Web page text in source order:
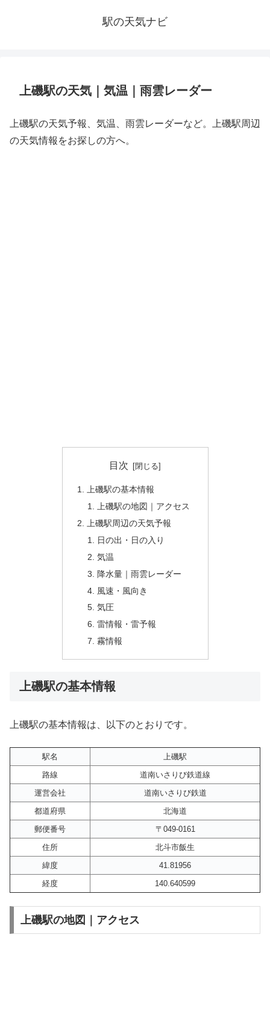
駅の天気ナビ
上磯駅の天気｜気温｜雨雲レーダー
上磯駅の天気予報、気温、雨雲レーダーなど。上磯駅周辺
の天気情報をお探しの方へ。
目次
上磯駅の基本情報
上磯駅の地図｜アクセス
上磯駅周辺の天気予報
日の出・日の入り
気温
降水量｜雨雲レーダー
風速・風向き
気圧
雷情報・雷予報
霧情報
上磯駅の基本情報
上磯駅の基本情報は、以下のとおりです。
駅名
上磯駅
路線
道南いさりび鉄道線
運営会社
道南いさりび鉄道
都道府県
北海道
郵便番号
〒049-0161
住所
北斗市飯生
緯度
41.81956
経度
140.640599
上磯駅の地図｜アクセス